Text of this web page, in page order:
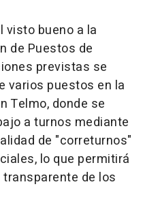
visto bueno a la
de Puestos de
previstas se
varios puestos en la
Telmo, donde se
a turnos mediante
de "correturnos"
lo que permitirá
de los